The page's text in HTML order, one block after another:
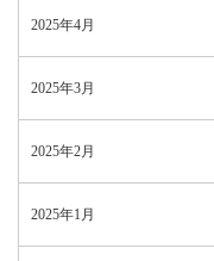
2025年4月
2025年3月
2025年2月
2025年1月